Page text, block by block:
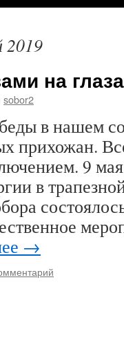
на
sobor2
в нашем
прихожан.
9
в
→